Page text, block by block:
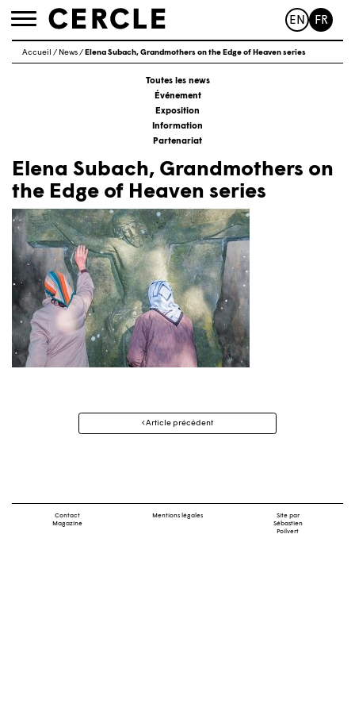
Toggle
EN FR
Accueil / News/ Elena Subach, Grandmothers on the Edge of Heaven series
Toutes les news
Événement
Exposition
Information
Partenariat
Elena Subach, Grandmothers on
the Edge of Heaven series
Navigation
Article précédent
Contact
Magazine
Mentions légales
Site par
Sébastien
Poilvert